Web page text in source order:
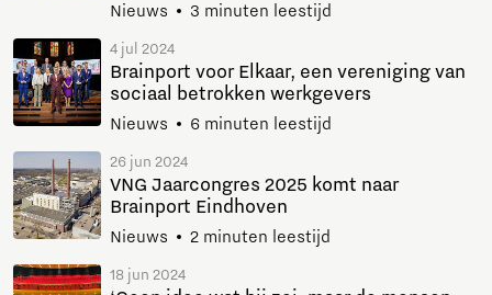
Nieuws 3 minuten leestijd
4 jul 2024
Brainport voor Elkaar, een vereniging van
sociaal betrokken werkgevers
Nieuws 6 minuten leestijd
26 jun 2024
VNG Jaarcongres 2025 komt naar
Brainport Eindhoven
Nieuws 2 minuten leestijd
18 jun 2024